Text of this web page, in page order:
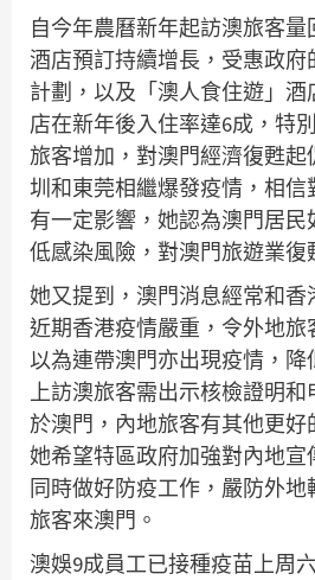
自今年農曆新年起訪澳旅客量
酒店預訂持續增長，受惠政
計劃，以及「澳人食住遊」
店在新年後入住率達6成，特
旅客增加，對澳門經濟復甦
圳和東莞相繼爆發疫情，相信
有一定影響，她認為澳門居
低感染風險，對澳門旅遊業復
她又提到，澳門消息經常和
近期香港疫情嚴重，令外地旅
以為連帶澳門亦出現疫情，
上訪澳旅客需出示核檢證明
於澳門，內地旅客有其他更好
她希望特區政府加強對內地宣
同時做好防疫工作，嚴防外地
旅客來澳門。
澳娛9成員工已接種疫苗上周